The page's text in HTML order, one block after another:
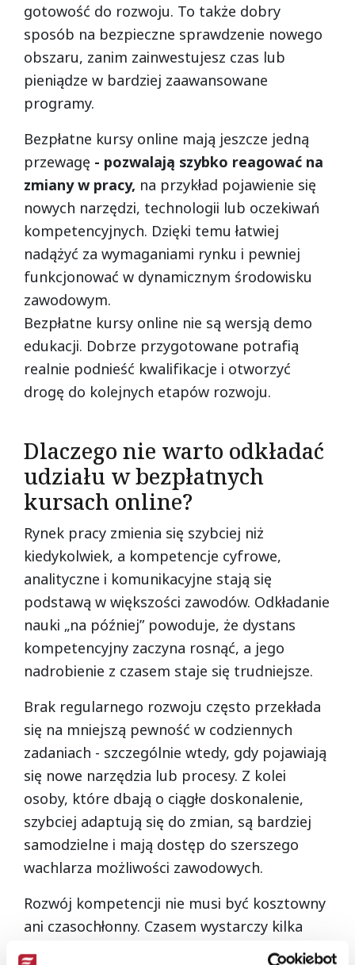
gotowość do rozwoju. To także dobry
sposób na bezpieczne sprawdzenie nowego
obszaru, zanim zainwestujesz czas lub
pieniądze w bardziej zaawansowane
programy.
Bezpłatne kursy online mają jeszcze jedną
przewagę - pozwalają szybko reagować na
zmiany w pracy, na przykład pojawienie się
nowych narzędzi, technologii lub oczekiwań
kompetencyjnych. Dzięki temu łatwiej
nadążyć za wymaganiami rynku i pewniej
funkcjonować w dynamicznym środowisku
zawodowym.
Bezpłatne kursy online nie są wersją demo
edukacji. Dobrze przygotowane potrafią
realnie podnieść kwalifikacje i otworzyć
drogę do kolejnych etapów rozwoju.
Dlaczego nie warto odkładać
udziału w bezpłatnych
kursach online?
Rynek pracy zmienia się szybciej niż
kiedykolwiek, a kompetencje cyfrowe,
analityczne i komunikacyjne stają się
podstawą w większości zawodów. Odkładanie
nauki „na później” powoduje, że dystans
kompetencyjny zaczyna rosnąć, a jego
nadrobienie z czasem staje się trudniejsze.
Brak regularnego rozwoju często przekłada
się na mniejszą pewność w codziennych
zadaniach - szczególnie wtedy, gdy pojawiają
się nowe narzędzia lub procesy. Z kolei
osoby, które dbają o ciągłe doskonalenie,
szybciej adaptują się do zmian, są bardziej
samodzielne i mają dostęp do szerszego
wachlarza możliwości zawodowych.
Rozwój kompetencji nie musi być kosztowny
ani czasochłonny. Czasem wystarczy kilka
godzin tygodniowo, aby zdobyć umiejętność,